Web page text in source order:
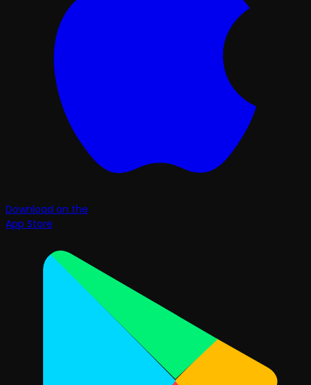
Download on the
App Store